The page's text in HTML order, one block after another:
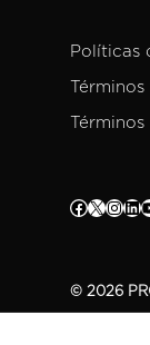
Políticas
© 2026